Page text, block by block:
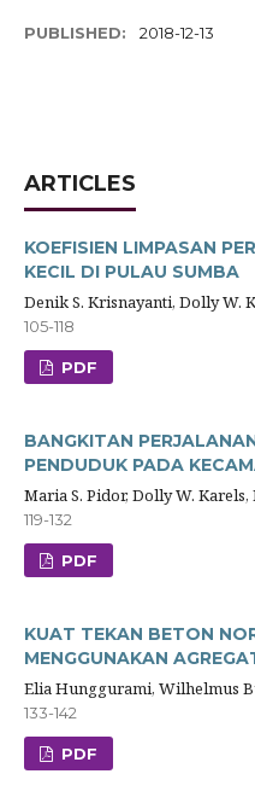
PUBLISHED: 2018-12-13
ARTICLES
KOEFISIEN LIMPASAN
KECIL DI PULAU SUMBA
Denik S. Krisnayanti, Dolly W.
105-118
PDF
BANGKITAN
PENDUDUK PADA
Maria S. Pidor, Dolly W.
119-132
PDF
KUAT TEKAN BETON
MENGGUNAKAN
Elia Hunggurami, Wilhelmus
133-142
PDF